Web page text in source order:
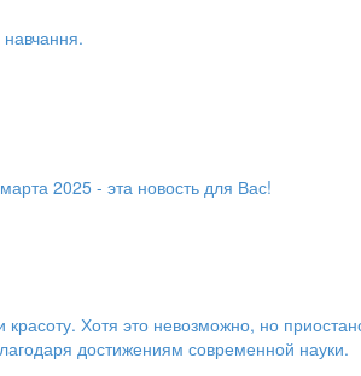
навчання.
2025 - эта новость для Вас!
Хотя это невозможно, но
достижениям современной науки.